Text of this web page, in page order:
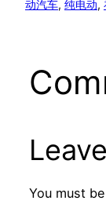
动汽车, 纯电动,
You must be